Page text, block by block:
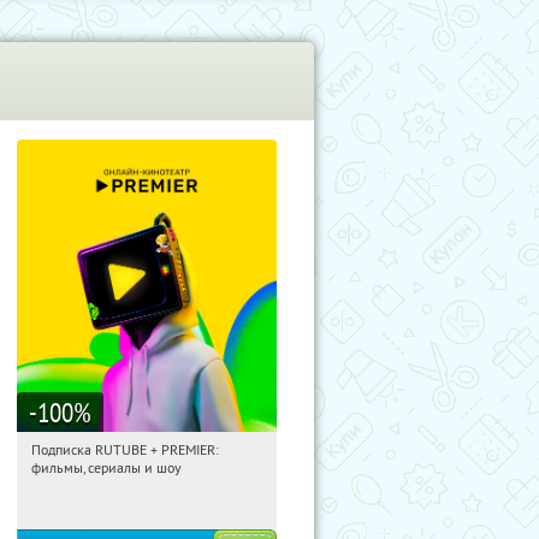
-100%
15:50:27 Получили:
Подписка RUTUBE + PREMIER:
фильмы, сериалы и шоу